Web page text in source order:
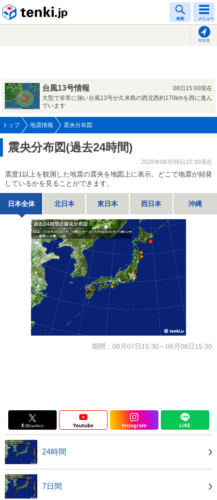
検索 メニュー
現在地
台風13号情報
08日15:00現在
大型で非常に強い台風13号が久米島の西北西約170kmを西に進ん
でいます
トップ 地震情報 震央分布図
震央分布図(過去24時間)
2026年08月08日15:30現在
震度1以上を観測した地震の震央を地図上に表示。どこで地震が頻発
しているかを見ることができます。
日本全体 北日本 東日本 西日本 沖縄
期間：08月07日15:30～08月08日15:30
24時間
7日間